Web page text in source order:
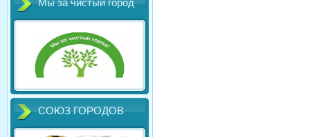
Мы за чистый город
СОЮЗ ГОРОДОВ